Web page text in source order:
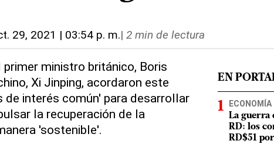
29, 2021 | 03:54 p. m.| 2 min de lectura
ministro británico, Boris
Xi Jinping, acordaron este
de interés común' para desarrollar
la recuperación de la
'sostenible'.
EN
ECONOMÍA
La guerra
RD: los
RD$51